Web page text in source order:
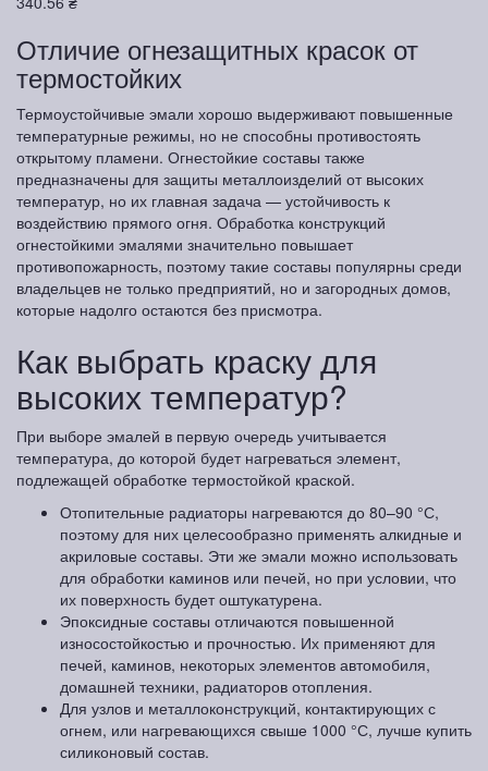
Отличие огнезащитных красок от
термостойких
Термоустойчивые эмали хорошо выдерживают повышенные
температурные режимы, но не способны противостоять
открытому пламени. Огнестойкие составы также
предназначены для защиты металлоизделий от высоких
температур, но их главная задача — устойчивость к
воздействию прямого огня. Обработка конструкций
огнестойкими эмалями значительно повышает
противопожарность, поэтому такие составы популярны среди
владельцев не только предприятий, но и загородных домов,
которые надолго остаются без присмотра.
Как выбрать краску для
высоких температур?
При выборе эмалей в первую очередь учитывается
температура, до которой будет нагреваться элемент,
подлежащей обработке термостойкой краской.
Отопительные радиаторы нагреваются до 80–90 °С,
поэтому для них целесообразно применять алкидные и
акриловые составы. Эти же эмали можно использовать
для обработки каминов или печей, но при условии, что
их поверхность будет оштукатурена.
Эпоксидные составы отличаются повышенной
износостойкостью и прочностью. Их применяют для
печей, каминов, некоторых элементов автомобиля,
домашней техники, радиаторов отопления.
Для узлов и металлоконструкций, контактирующих с
огнем, или нагревающихся свыше 1000 °С, лучше купить
силиконовый состав.